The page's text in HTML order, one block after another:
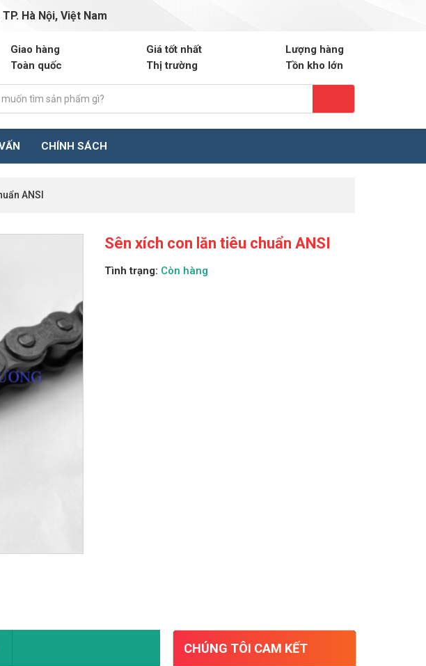
Hà Nội, Việt Nam
Giao hàng
Toàn quốc
Giá tốt nhất
Thị trường
Lượng hàng
Tồn kho lớn
CHÍNH SÁCH
ANSI
Sên xích con lăn tiêu chuẩn ANSI
Tình trạng: Còn hàng
CHÚNG TÔI CAM KẾT